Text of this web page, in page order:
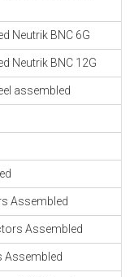
Neutrik BNC 6G
Neutrik BNC 12G
assembled
Assembled
Assembled
Assembled